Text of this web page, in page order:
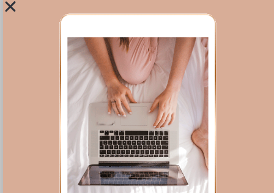
Des journées rythmées par le soleil, bref, un
dépaysement complet. Le luxe, de Robinson.
Finir l’année, sur un radeau. Une sorte de
plateforme flottante reposant sur 3 pirogues
pour admirer le dernier coucher de soleil de